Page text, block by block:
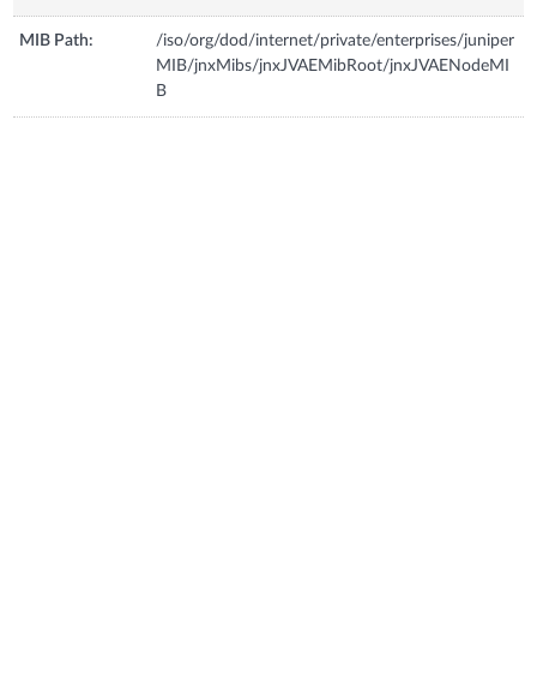
MIB Path:
/iso/org/dod/internet/private/enterprises/juniper
MIB/jnxMibs/jnxJVAEMibRoot/jnxJVAENodeMI
B